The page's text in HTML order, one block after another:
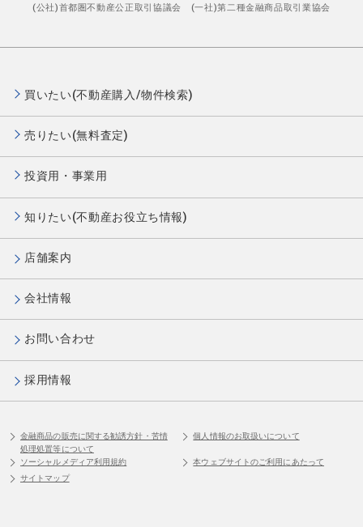
(公社)首都圏不動産公正取引協議会 (一社)第二種金融商品取引業協会
買いたい(不動産購入/物件検索)
売りたい(無料査定)
投資用・事業用
知りたい(不動産お役立ち情報)
店舗案内
会社情報
お問い合わせ
採用情報
金融商品の販売に関する勧誘方針・苦情
処理処置等について
個人情報のお取扱いについて
ソーシャルメディア利用規約
本ウェブサイトのご利用にあたって
サイトマップ